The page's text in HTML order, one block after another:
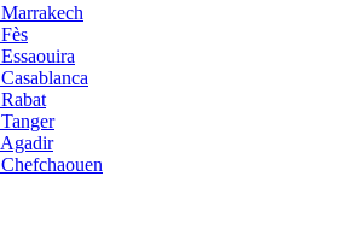
Marrakech
Fès
Essaouira
Casablanca
Rabat
Tanger
Agadir
Chefchaouen